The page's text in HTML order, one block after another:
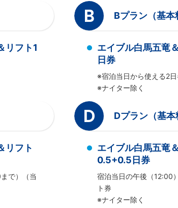
リフト1
B Bプラン（基
エイブル白馬五竜
日券
※宿泊当日から使える2
※ナイター除く
リフト
で）（当
D Dプラン（基
エイブル白馬五竜
0.5+0.5日券
宿泊当日の午後（12:00
ト券
※ナイター除く